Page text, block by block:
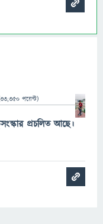
33,350 পয়েন্ট)
প্রচলিত আছে।